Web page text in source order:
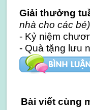
Giải thưởng
nhà cho các bé)
- Kỷ niệm
- Quà tặng lưu
Bài viết cùng